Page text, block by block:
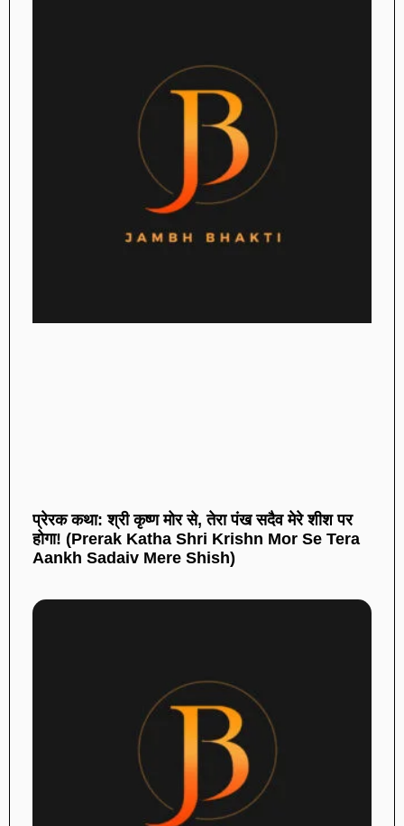
प्रेरक कथा: श्री कृष्ण मोर से, तेरा पंख सदैव मेरे शीश पर
होगा! (Prerak Katha Shri Krishn Mor Se Tera
Aankh Sadaiv Mere Shish)